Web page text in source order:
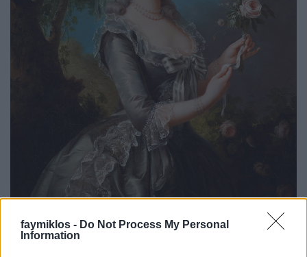
faymiklos - Do Not Process My Personal
Information